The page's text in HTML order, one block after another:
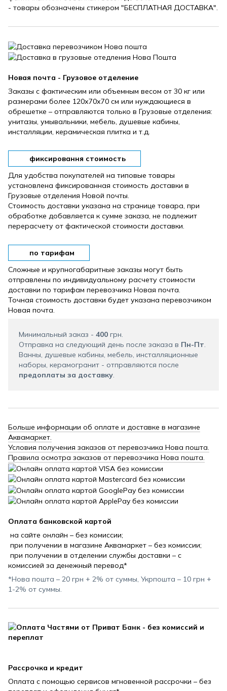
- товары обозначены стикером "БЕСПЛАТНАЯ ДОСТАВКА".
Новая почта - Грузовое отделение
Заказы с фактическим или объемным весом от 30 кг или
размерами более 120х70х70 см или нуждающиеся в
обрешетке – отправляются только в Грузовые отделения:
унитазы, умывальники, мебель, душевые кабины,
инсталляции, керамическая плитка и т.д.
фиксировання стоимость
Для удобства покупателей на типовые товары
установлена ​​фиксированная стоимость доставки в
Грузовые отделения Новой почты.
Стоимость доставки указана на странице товара, при
обработке добавляется к сумме заказа, не подлежит
перерасчету от фактической стоимости доставки.
по тарифам
Сложные и крупногабаритные заказы могут быть
отправлены по индивидуальному расчету стоимости
доставки по тарифам перевозчика Новая почта.
Точная стоимость доставки будет указана перевозчиком
Новая почта.
Минимальный заказ - 400 грн.
Отправка на следующий день после заказа в Пн-Пт.
Ванны, душевые кабины, мебель, инсталляционные
наборы, керамогранит - отправляются после
предоплаты за доставку.
Больше информации об оплате и доставке в магазине
Аквамаркет.
Условия получения заказов от перевозчика Нова пошта.
Правила осмотра заказов от перевозчика Нова пошта.
Оплата банковской картой
на сайте онлайн – без комиссии;
при получении в магазине Аквамаркет – без комиссии;
при получении в отделении службы доставки – с
комиссией за денежный перевод*
*Нова пошта – 20 грн + 2% от суммы, Укрпошта – 10 грн +
1-2% от суммы.
Рассрочка и кредит
Оплата с помощью сервисов мгновенной рассрочки – без